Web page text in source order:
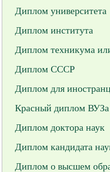
Диплом университета
Диплом института
Диплом техникума
Диплом СССР
Диплом для
Красный диплом ВУЗа
Диплом доктора наук
Диплом кандидата
Диплом о высшем